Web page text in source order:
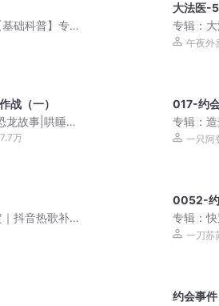
础科普】专
大法医-
专辑：
丨高智
午夜外
战（一）
龙故事|哄睡睡
7.7万
017-约
专辑：
声剧一只阿
抖音热歌补
0052-
专辑：
宠腹黑（
一刀苏
约会事件